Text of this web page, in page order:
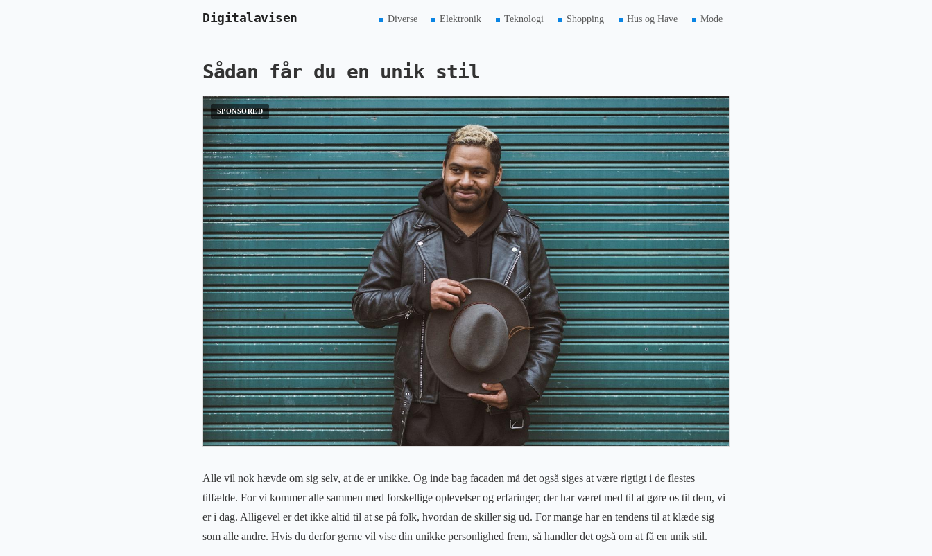
Digitalavisen Diverse Elektronik Teknologi Shopping Hus og Have Mode
Sådan får du en unik stil
Alle vil nok hævde om sig selv, at de er unikke. Og inde bag facaden må det også siges at være rigtigt i de flestes
tilfælde. For vi kommer alle sammen med forskellige oplevelser og erfaringer, der har været med til at gøre os til dem, vi
er i dag. Alligevel er det ikke altid til at se på folk, hvordan de skiller sig ud. For mange har en tendens til at klæde sig
som alle andre. Hvis du derfor gerne vil vise din unikke personlighed frem, så handler det også om at få en unik stil.